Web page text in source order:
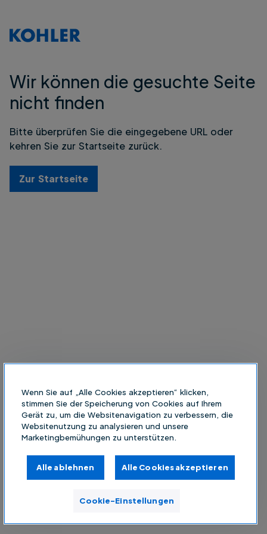
Wir können die gesuchte Seite
nicht finden
Bitte überprüfen Sie die eingegebene URL oder
kehren Sie zur Startseite zurück.
Zur Startseite
Wenn Sie auf „Alle Cookies akzeptieren“ klicken,
stimmen Sie der Speicherung von Cookies auf Ihrem
Gerät zu, um die Websitenavigation zu verbessern, die
Websitenutzung zu analysieren und unsere
Marketingbemühungen zu unterstützen.
Alle ablehnen Alle Cookies akzeptieren
Cookie-Einstellungen